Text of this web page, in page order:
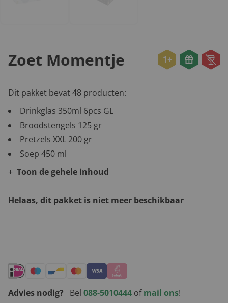
Zoet Momentje 1+
Dit pakket bevat 48 producten:
Drinkglas 350ml 6pcs GL
Broodstengels 125 gr
Pretzels XXL 200 gr
Soep 450 ml
Toon de gehele inhoud
Helaas, dit pakket is niet meer beschikbaar
Advies nodig? Bel 088-5010444 ofmail ons!